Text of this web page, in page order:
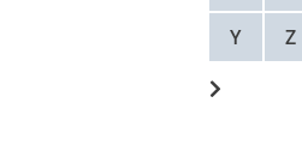
Y
Z